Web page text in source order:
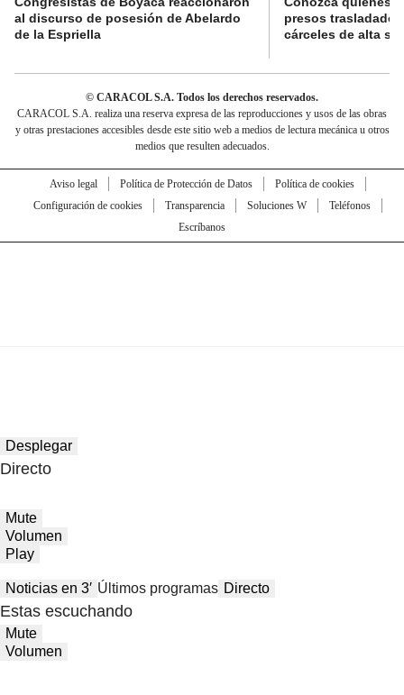
al discurso de posesión de Abelardo
de la Espriella
presos
cárceles de alta
© CARACOL S.A. Todos los derechos reservados.
CARACOL S.A. realiza una reserva expresa de las reproducciones y usos de las obras
y otras prestaciones accesibles desde este sitio web a medios de lectura mecánica u otros
medios que resulten adecuados.
Aviso legal Política de Protección de Datos
Política de cookies
Configuración de cookies
Transparencia Soluciones W
Teléfonos
Escríbanos
Desplegar
Directo
Mute
Volumen
Play
Noticias en 3′ Últimos programas Directo
Estas escuchando
Mute
Volumen